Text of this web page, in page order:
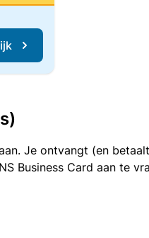
Je ontvangt (en
Business Card aan te